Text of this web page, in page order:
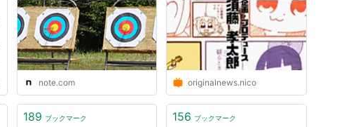
note.com
こないで”と祈ってやっと解
放される（笑）」
originalnews.nico
189 ブックマーク 156 ブックマーク